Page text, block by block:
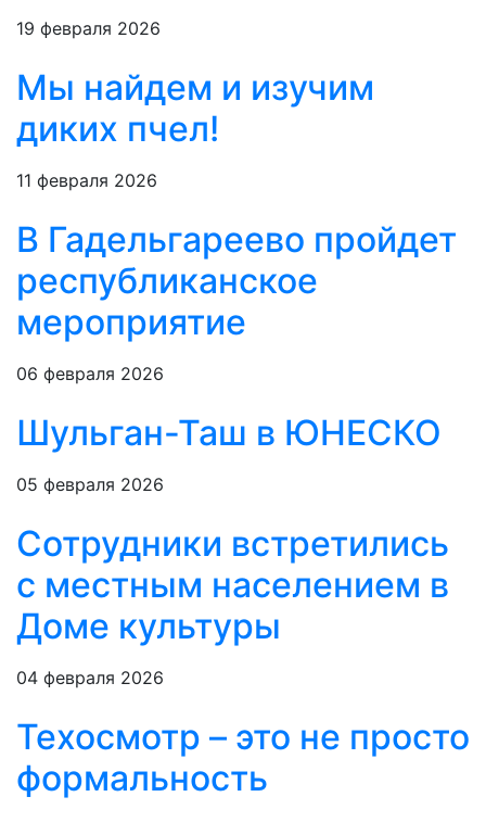
19 февраля 2026
Мы найдем и изучим
диких пчел!
11 февраля 2026
В Гадельгареево пройдет
республиканское
мероприятие
06 февраля 2026
Шульган-Таш в ЮНЕСКО
05 февраля 2026
Сотрудники встретились
с местным населением в
Доме культуры
04 февраля 2026
Техосмотр – это не просто
формальность